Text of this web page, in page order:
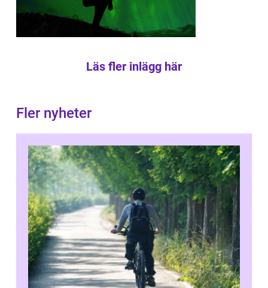
Läs fler inlägg här
Fler nyheter